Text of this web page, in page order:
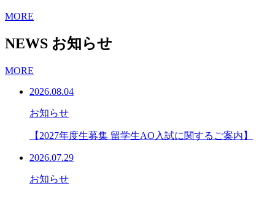
MORE
NEWS お知らせ
MORE
2026.08.04
お知らせ
【2027年度生募集 留学生AO入試に関するご案内】
2026.07.29
お知らせ